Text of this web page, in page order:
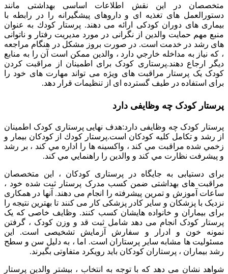
متخصصان در این نقش اطلاعات اساسی بهداشتی مانند
دستورالعمل های تغذیه ای و داروهای پیشگیرانه را در رابطه با
بیماری های دوران کودکی ارائه می دهند. پرستار كودك به عنوان
منبع مهم حمايت والدين از نگرانی در مورد مديريت رفتار و ناتوانی
های رشد در خدمت است. در صورت بروز مشكل در هنگام مراجعه
، كه نياز به مداخله خارجي دارد ، والدين ممكن است آن را به منابع
ديگر ارجاع دهند.پرستاری کودک برای اطمینان از مراقبت کردن
کودک یک پرستار مراقبت های ویژه می تواند مهارت های خود را
برای استفاده در طیف گسترده ای از تنظیمات قرار دهد.
پرستار کودک چه وظایفی دارد
پرستار کودک چه وظایفی دارد:هدف نهایی پرستاری کودک اطمینان
از رشد و تکامل کلیه کودکان است.پرستار كودك از كودكان بيمار و
زخمي شده مراقبت مي كند ، واكسينه ها را اداره مي كند ، بر رشد
و پيشرفت نظارت مي كند و والدين را راهنمايي مي كند.
برای دستیابی به جایگاه در پرستاری کودکان ، این متخصصان
مراقبت های بهداشتی ضمن کسب مدرک پرستار ثبت شده خود ،
ساعات آموزش و تمرین پیشرفته را انجام می دهند. آنها در همکاری
نزدیک با پزشکان و سایر کادر پزشکی کار می کنند تا بهترین نتیجه را
برای بیماران و خانواده هایشان کسب کنند. وظایف خاصی که یک
پرستار کودک انجام می دهد شامل ثبت قد و وزن کودک ، گرفتن
نمونه خون و ادرار و سفارش آزمایش تشخیصی است. این
مسئولیت ها مشابه سایر پرستاران است. اما ، به دلیل سن و سطح
رشد بیماران ، پرستاران کودکان باید رویکرد متفاوتی بگیرند.
شواهد نشان می دهد كه با توجه به انتخاب ، بیشتر والدین پرستار